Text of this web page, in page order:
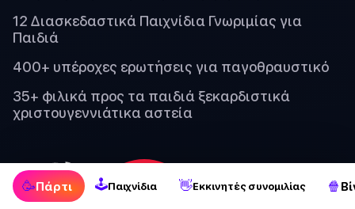
🥳Πάρτι 🕹Παιχνίδια 👋Εκκινητές συνομιλίας 🍿
12 Διασκεδαστικά Παιχνίδια Γνωριμίας για
Παιδιά
400+ υπέροχες ερωτήσεις για παγοθραυστικό
35+ φιλικά προς τα παιδιά ξεκαρδιστικά
χριστουγεννιάτικα αστεία